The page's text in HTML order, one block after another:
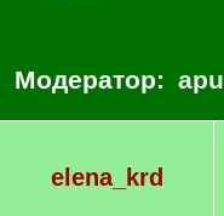
Модератор:
elena_krd